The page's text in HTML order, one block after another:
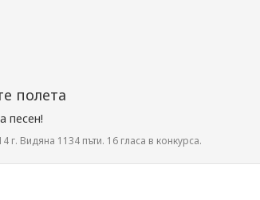
полета
песен!
г. Видяна 1134 пъти. 16 гласа в конкурса.